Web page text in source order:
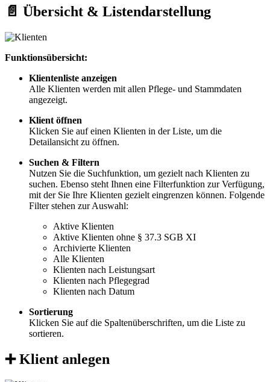
📄 Übersicht & Listendarstellung
Funktionsübersicht:
Klientenliste anzeigen
Alle Klienten werden mit allen Pflege- und Stammdaten
angezeigt.
Klient öffnen
Klicken Sie auf einen Klienten in der Liste, um die
Detailansicht zu öffnen.
Suchen & Filtern
Nutzen Sie die Suchfunktion, um gezielt nach Klienten zu
suchen. Ebenso steht Ihnen eine Filterfunktion zur Verfügung,
mit der Sie Ihre Klienten gezielt eingrenzen können. Folgende
Filter stehen zur Auswahl:
Aktive Klienten
Aktive Klienten ohne § 37.3 SGB XI
Archivierte Klienten
Alle Klienten
Klienten nach Leistungsart
Klienten nach Pflegegrad
Klienten nach Datum
Sortierung
Klicken Sie auf die Spaltenüberschriften, um die Liste zu
sortieren.
➕ Klient anlegen